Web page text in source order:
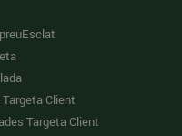
Client
Targeta Client